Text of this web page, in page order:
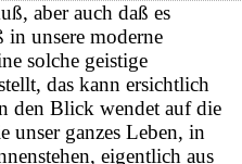
aber auch daß es
unsere moderne
solche geistige
das kann ersichtlich
den Blick wendet auf die
unser ganzes Leben, in
eigentlich aus